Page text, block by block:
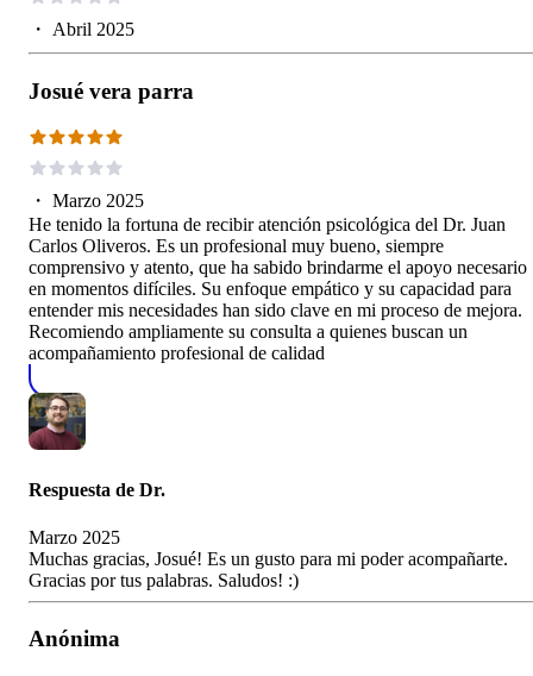
・ Abril 2025
Josué vera parra
・ Marzo 2025
He tenido la fortuna de recibir atención psicológica del Dr. Juan
Carlos Oliveros. Es un profesional muy bueno, siempre
comprensivo y atento, que ha sabido brindarme el apoyo necesario
en momentos difíciles. Su enfoque empático y su capacidad para
entender mis necesidades han sido clave en mi proceso de mejora.
Recomiendo ampliamente su consulta a quienes buscan un
acompañamiento profesional de calidad
Respuesta de Dr.
Marzo 2025
Muchas gracias, Josué! Es un gusto para mi poder acompañarte.
Gracias por tus palabras. Saludos! :)
Anónima